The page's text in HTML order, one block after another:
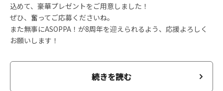
込めて、豪華プレゼントをご用意しました！
ぜひ、奮ってご応募くださいね。
また無事にASOPPA！が8周年を迎えられるよう、応援よろしく
お願いします！
続きを読む